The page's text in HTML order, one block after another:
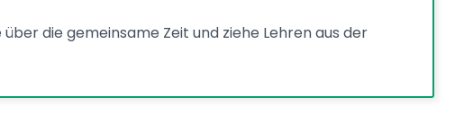
die gemeinsame Zeit und ziehe Lehren aus der